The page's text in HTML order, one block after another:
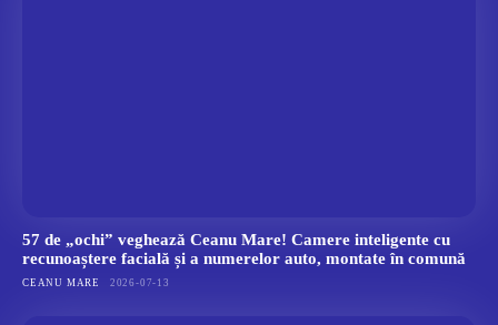
57 de „ochi” veghează Ceanu Mare! Camere inteligente cu
recunoaștere facială și a numerelor auto, montate în comună
CEANU MARE 2026-07-13